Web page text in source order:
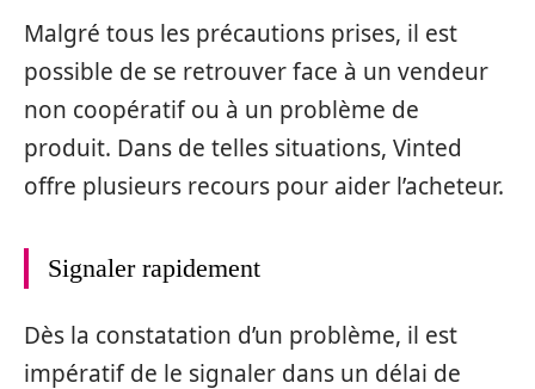
Malgré tous les précautions prises, il est
possible de se retrouver face à un vendeur
non coopératif ou à un problème de
produit. Dans de telles situations, Vinted
offre plusieurs recours pour aider l’acheteur.
Signaler rapidement
Dès la constatation d’un problème, il est
impératif de le signaler dans un délai de